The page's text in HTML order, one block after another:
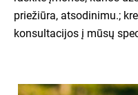
priežiūra, atsodinimu.;
konsultacijos į mūsų